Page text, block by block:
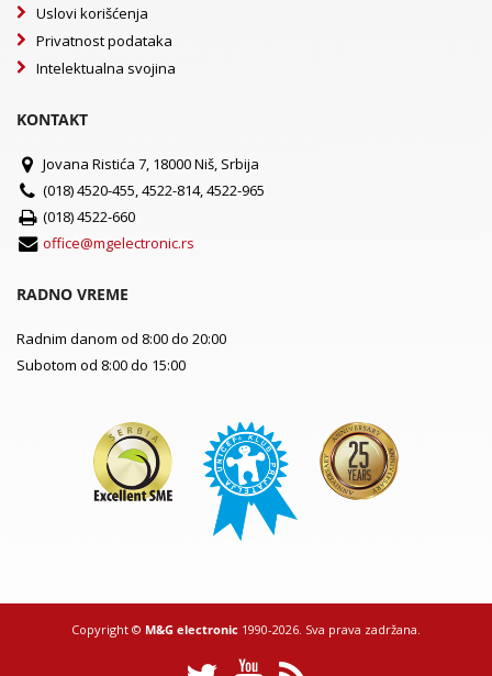
Uslovi korišćenja
Privatnost podataka
Intelektualna svojina
KONTAKT
Jovana Ristića 7, 18000 Niš, Srbija
(018) 4520-455, 4522-814, 4522-965
(018) 4522-660
office@mgelectronic.rs
RADNO VREME
Radnim danom od 8:00 do 20:00
Subotom od 8:00 do 15:00
Copyright © M&G electronic 1990-2026. Sva prava zadržana.